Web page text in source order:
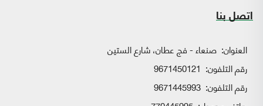
اتصل بنا
العنوان: صنعاء - فج عطان، شارع الستين
رقم التلفون: 9671450121
رقم التلفون: 9671445993